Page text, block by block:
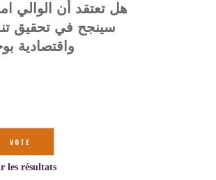
هل تعتقد أن الوالي
سينجح في تحقيق
واقتصادية
les résultats